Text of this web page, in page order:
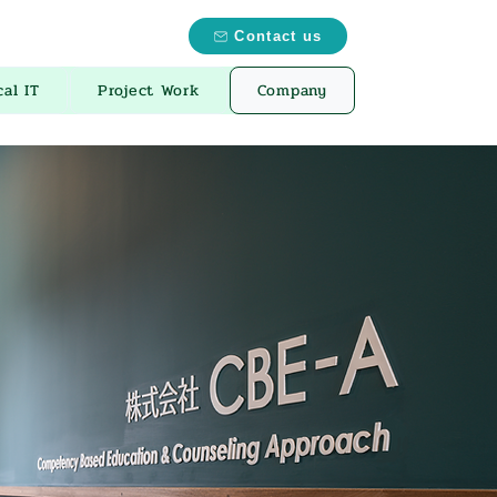
Contact us
IT Project Work Company